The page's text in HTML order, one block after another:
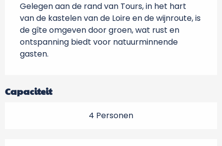
Gelegen aan de rand van Tours, in het hart
van de kastelen van de Loire en de wijnroute, is
de gîte omgeven door groen, wat rust en
ontspanning biedt voor natuurminnende
gasten.
Capaciteit
4 Personen